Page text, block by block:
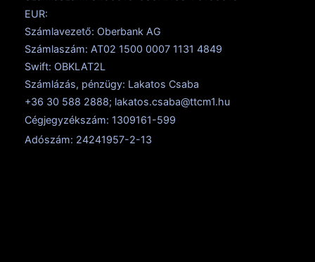
EUR:
Számlavezető: Oberbank AG
Számlaszám: AT02 1500 0007 1131 4849
Swift: OBKLAT2L
Számlázás, pénzügy: Lakatos Csaba
+36 30 588 2888; lakatos.csaba@ttcm1.hu
Cégjegyzékszám: 1309161-599
Adószám: 24241957-2-13